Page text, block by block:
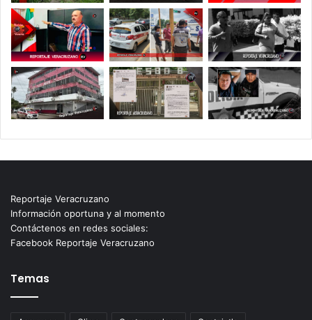
Reportaje Veracruzano
Información oportuna y al momento
Contáctenos en redes sociales:
Facebook Reportaje Veracruzano
Temas